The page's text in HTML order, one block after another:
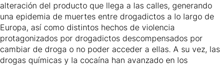
alteración del producto que llega a las calles, generando
una epidemia de muertes entre drogadictos a lo largo de
Europa, así como distintos hechos de violencia
protagonizados por drogadictos descompensados por
cambiar de droga o no poder acceder a ellas. A su vez, las
drogas químicas y la cocaína han avanzado en los